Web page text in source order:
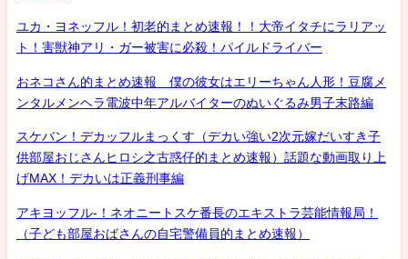
ユカ・ヨネッフル！初老的まとめ速報！！大帝イタチにラリアッ
ト！害獣神アリ・ガー被害に必殺！パイルドライバー
おネコさん的まとめ速報 僕の彼女はエリーちゃん人形！豆腐メ
ンタルメンヘラ電波中年アルバイターのぬいぐるみ男子末路編
スケバン！デカッフルまっくす（デカい強い2次元嫁だいすき子
供部屋おじさんヒロシ之古惑仔的まとめ速報）話題な動画取り上
げMAX！デカいは正義刑事編
アキヨッフル-！ネオニートスケ番長のエキストラ芸能情報局！
（子ども部屋おばさんの自宅警備員的まとめ速報）